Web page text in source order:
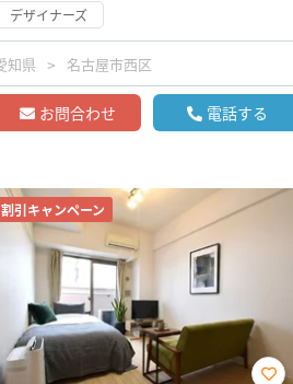
デザイナーズ
知県 名古屋市西区
お問合わせ 電話する
割引キャンペーン